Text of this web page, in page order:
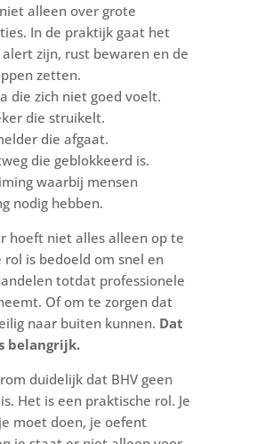
alleen over grote
In de praktijk gaat het
zijn, rust bewaren en de
zetten.
die zich niet goed voelt.
die struikelt.
die afgaat.
die geblokkeerd is.
waarbij mensen
nodig hebben.
hoeft niet alles alleen op te
rol is bedoeld om snel en
totdat professionele
Of om te zorgen dat
naar buiten kunnen. Dat
belangrijk.
duidelijk dat BHV geen
Het is een praktische rol. Je
moet doen, je oefent